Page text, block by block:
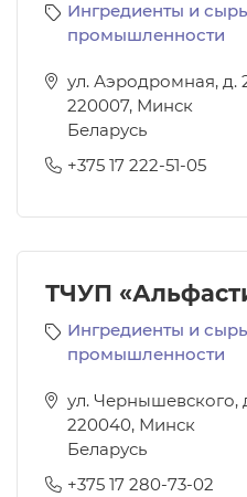
Ингредиенты и
промышленности
ул. Аэродромная, д.
220007, Минск
Беларусь
+375 17 222-51-05
ТЧУП
Ингредиенты и
промышленности
ул. Чернышевского,
220040, Минск
Беларусь
+375 17 280-73-02